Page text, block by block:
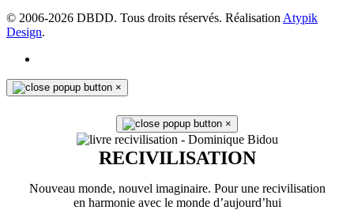
© 2006-2026 DBDD. Tous droits réservés. Réalisation Atypik
Design.
×
×
RECIVILISATION
Nouveau monde, nouvel imaginaire. Pour une recivilisation
en harmonie avec le monde d’aujourd’hui